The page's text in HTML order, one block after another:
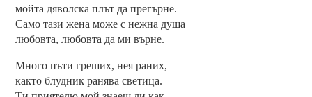
мойта дяволска плът да прегърне.
Само тази жена може с нежна душа
любовта, любовта да ми върне.
Много пъти греших, нея раних,
както блудник ранява светица.